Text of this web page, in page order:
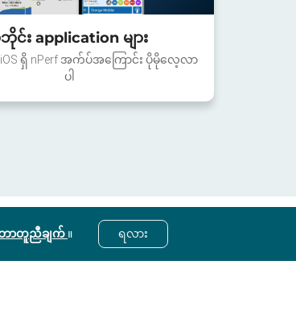
င်း application များ
iOS ရှိ nPerf အက်ပ်အကြောင်း ပိုမိုလေ့လာ
ပါ
ာတူညီချက် ။ ရလား